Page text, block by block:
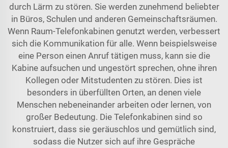
durch Lärm zu stören. Sie werden zunehmend beliebter
in Büros, Schulen und anderen Gemeinschaftsräumen.
Wenn Raum-Telefonkabinen genutzt werden, verbessert
sich die Kommunikation für alle. Wenn beispielsweise
eine Person einen Anruf tätigen muss, kann sie die
Kabine aufsuchen und ungestört sprechen, ohne ihren
Kollegen oder Mitstudenten zu stören. Dies ist
besonders in überfüllten Orten, an denen viele
Menschen nebeneinander arbeiten oder lernen, von
großer Bedeutung. Die Telefonkabinen sind so
konstruiert, dass sie geräuschlos und gemütlich sind,
sodass die Nutzer sich auf ihre Gespräche